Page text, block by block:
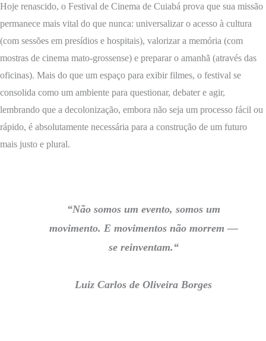
Hoje renascido, o Festival de Cinema de Cuiabá prova que sua missão
permanece mais vital do que nunca: universalizar o acesso à cultura
(com sessões em presídios e hospitais), valorizar a memória (com
mostras de cinema mato-grossense) e preparar o amanhã (através das
oficinas). Mais do que um espaço para exibir filmes, o festival se
consolida como um ambiente para questionar, debater e agir,
lembrando que a decolonização, embora não seja um processo fácil ou
rápido, é absolutamente necessária para a construção de um futuro
mais justo e plural.
“Não somos um evento, somos um
movimento. E movimentos não morrem —
se reinventam.“
Luiz Carlos de Oliveira Borges